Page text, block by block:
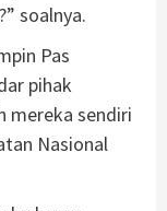
soalnya.
Pas
pihak
mereka sendiri
Nasional